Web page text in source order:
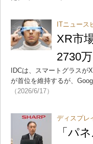
ITニュース
XR市
2730
IDCは、スマートグラス
が首位を維持するが、
（2026/6/17）
ディスプレ
「パ